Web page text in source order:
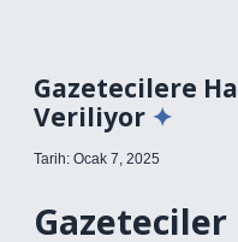
Gazetecilere
Veriliyor
Tarih: Ocak 7, 2025